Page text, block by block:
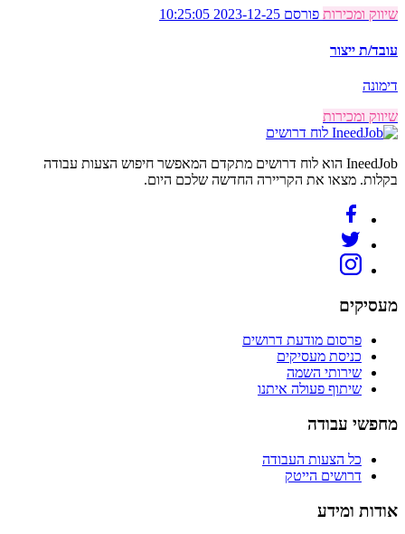
שיווק ומכירות פורסם 2023-12-25 10:25:05
עובד/ת ייצור
דימונה
שיווק ומכירות
לוח דרושים
IneedJob הוא לוח דרושים מתקדם המאפשר חיפוש הצעות עבודה
בקלות. מצאו את הקריירה החדשה שלכם היום.
מעסיקים
פרסום מודעת דרושים
כניסת מעסיקים
שירותי השמה
שיתוף פעולה איתנו
מחפשי עבודה
כל הצעות העבודה
דרושים הייטק
אודות ומידע